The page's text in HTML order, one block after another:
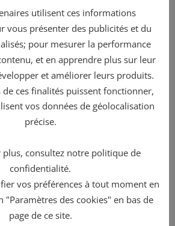
January 2nd, 2000 Open Class H,
YZ250F
19 February 23rd, 1996 Open Class I
23 May 31st, 1992 Open Class J
14 October 16th, 2000 85 Class F,
85
utilisent ces informations
vous présenter des publicités et du
pour mesurer la performance
et en apprendre plus sur leur
et améliorer leurs produits.
ces finalités puissent fonctionner,
vos données de géolocalisation
précise.
plus, consultez notre politique de
confidentialité.
vos préférences à tout moment en
"Paramètres des cookies" en bas de
page de ce site.